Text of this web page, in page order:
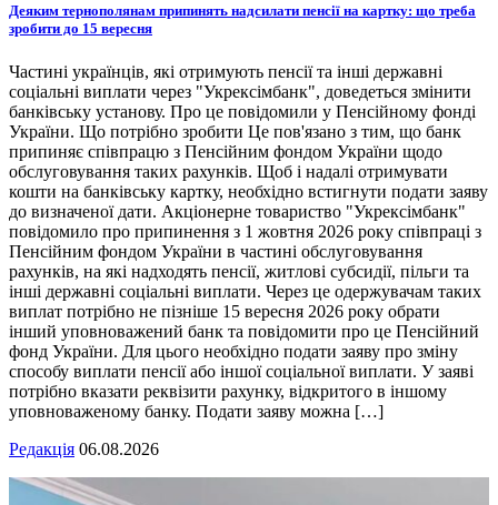
Деяким тернополянам припинять надсилати пенсії на картку: що треба
зробити до 15 вересня
Частині українців, які отримують пенсії та інші державні
соціальні виплати через "Укрексімбанк", доведеться змінити
банківську установу. Про це повідомили у Пенсійному фонді
України. Що потрібно зробити Це пов'язано з тим, що банк
припиняє співпрацю з Пенсійним фондом України щодо
обслуговування таких рахунків. Щоб і надалі отримувати
кошти на банківську картку, необхідно встигнути подати заяву
до визначеної дати. Акціонерне товариство "Укрексімбанк"
повідомило про припинення з 1 жовтня 2026 року співпраці з
Пенсійним фондом України в частині обслуговування
рахунків, на які надходять пенсії, житлові субсидії, пільги та
інші державні соціальні виплати. Через це одержувачам таких
виплат потрібно не пізніше 15 вересня 2026 року обрати
інший уповноважений банк та повідомити про це Пенсійний
фонд України. Для цього необхідно подати заяву про зміну
способу виплати пенсії або іншої соціальної виплати. У заяві
потрібно вказати реквізити рахунку, відкритого в іншому
уповноваженому банку. Подати заяву можна […]
Редакція 06.08.2026